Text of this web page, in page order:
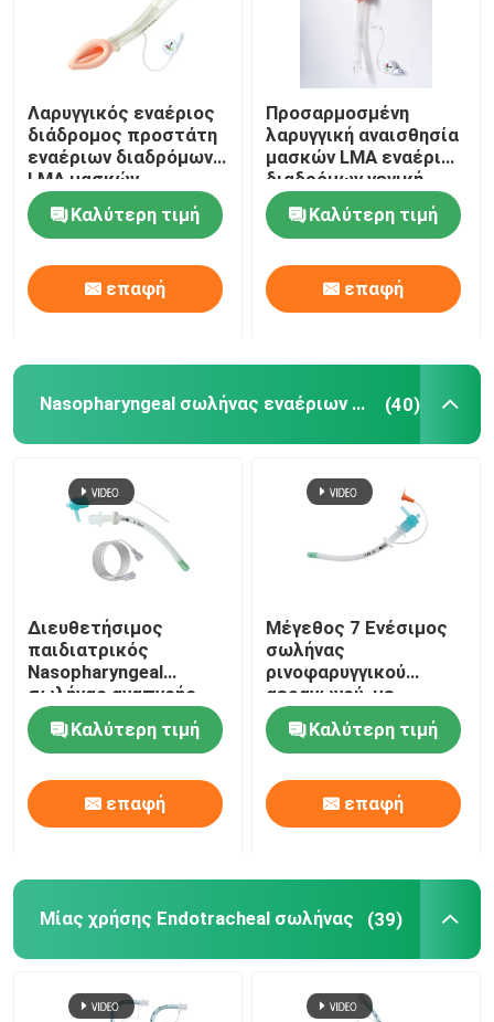
Συστατικά του ενδοτραχείου σωλήνα
Κατατήρες OEM
Λαρυγγικός εναέριος
διάδρομος προστάτη
εναέριων διαδρόμων
LMA μασκών
σιλικόνης ιατρικού
βαθμούΚαλύτερη τιμή
επαφή
Προσαρμοσμένη
λαρυγγική αναισθησία
μασκών LMA εναέριων
διαδρόμων γενική
Καλύτερη τιμή
επαφή
Nasopharyngeal σωλήνας εναέριων διαδρόμων (40)
Διευθετήσιμος
παιδιατρικός
Nasopharyngeal
σωλήνας αναπνοής
εναέριων διαδρόμων
NPA με τη μαλακή
άκρη
Καλύτερη τιμή
επαφή
Μέγεθος 7 Ενέσιμος
σωλήνας
ρινοφαρυγγικού
αεραγωγού, με
υποστήριξη
προσαρμοσμένης
ODM
Καλύτερη τιμή
επαφή
Μίας χρήσης Endotracheal σωλήνας (39)